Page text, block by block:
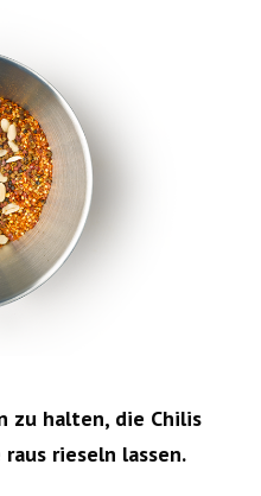
zu halten, die Chilis
rieseln lassen.